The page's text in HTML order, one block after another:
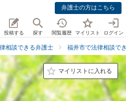
弁護士の方はこちら
投稿する 探す 閲覧履歴 マイリスト ログイン
相談できる弁護士 福井市で法律相談で
マイリストに入れる